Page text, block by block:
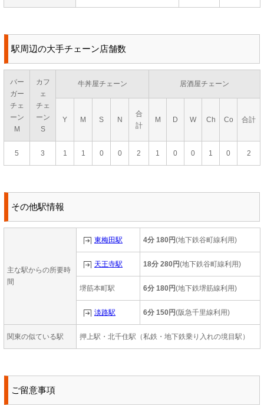
駅周辺の大手チェーン店舗数
バー
ガー
チェ
ーン
M
カフ
ェ
チェ
ーン
S
牛丼屋チェーン 居酒屋チェーン
Y M S N
合
計
M D W Ch Co 合計
5 3 1 1 0 0 2 1 0 0 1 0 2
その他駅情報
主な駅からの所要時
間
東梅田駅 4分 180円(地下鉄谷町線利用)
天王寺駅 18分 280円(地下鉄谷町線利用)
堺筋本町駅 6分 180円(地下鉄堺筋線利用)
淡路駅 6分 150円(阪急千里線利用)
関東の似ている駅 押上駅・北千住駅（私鉄・地下鉄乗り入れの境目駅）
ご留意事項